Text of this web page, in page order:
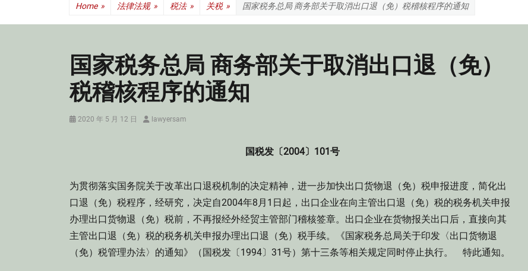
Home » 法律法规 » 税法 » 关税 » 国家税务总局 商务部关于取消出口退（免）税稽核程序的通知
国家税务总局 商务部关于取消出口退（免）
税稽核程序的通知
Posted
2020 年 5 月 12 日 Authorlawyersam
国税发〔2004〕101号
为贯彻落实国务院关于改革出口退税机制的决定精神，进一步加快出口货物退（免）税申报进度，简化出
口退（免）税程序，经研究，决定自2004年8月1日起，出口企业在向主管出口退（免）税的税务机关申报
办理出口货物退（免）税前，不再报经外经贸主管部门稽核签章。出口企业在货物报关出口后，直接向其
主管出口退（免）税的税务机关申报办理出口退（免）税手续。《国家税务总局关于印发〈出口货物退
（免）税管理办法〉的通知》（国税发〔1994〕31号）第十三条等相关规定同时停止执行。 特此通知。